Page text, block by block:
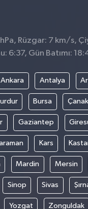
hPa, Rüzgar: 7 km/s,
6:37, Gün Batımı:
Ankara Antalya
Bursa
Gaziantep
Kars
Mardin Mersin
Sinop Sivas
Yozgat Zonguldak